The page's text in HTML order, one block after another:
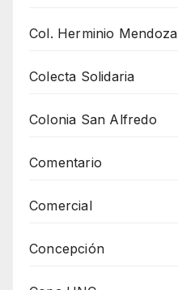
Col. Herminio Mendoza
Colecta Solidaria
Colonia San Alfredo
Comentario
Comercial
Concepción